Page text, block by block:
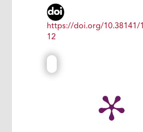
https://doi.org/10.38141/
12